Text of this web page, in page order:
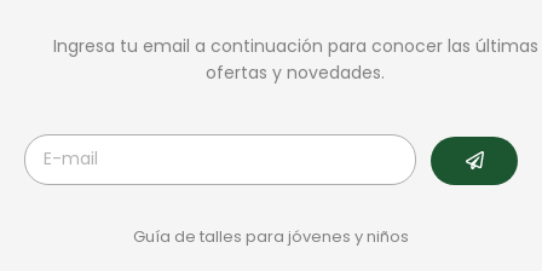
Ingresa tu email a continuación para conocer las últimas
ofertas y novedades.
Guía de talles para jóvenes y niños